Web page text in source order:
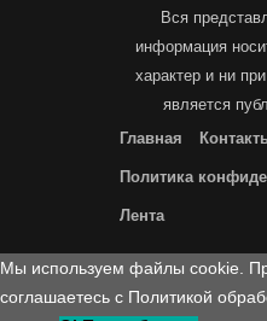
Вся
информация
характер и ни
является
Главная
Политика
Лента
Мы используем файлы cookie.
соглашаетесь с Политикой